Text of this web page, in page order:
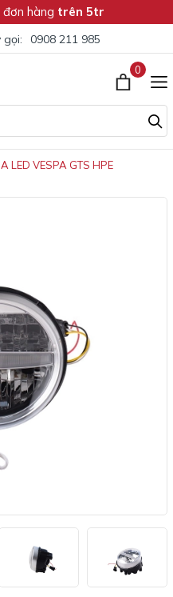
đơn hàng trên 5tr
gọi: 0908 211 985
0
LED VESPA GTS HPE